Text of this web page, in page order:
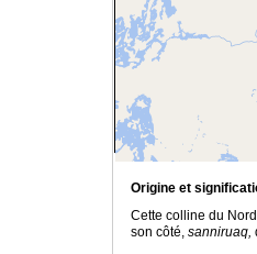
Origine et
Cette colline du
son côté, sanniruaq,